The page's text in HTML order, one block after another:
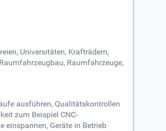
Universitäten, Krafträdern,
Raumfahrzeuge,
ausführen, Qualitätskontrollen
zum Beispiel CNC-
einspannen, Geräte in Betrieb